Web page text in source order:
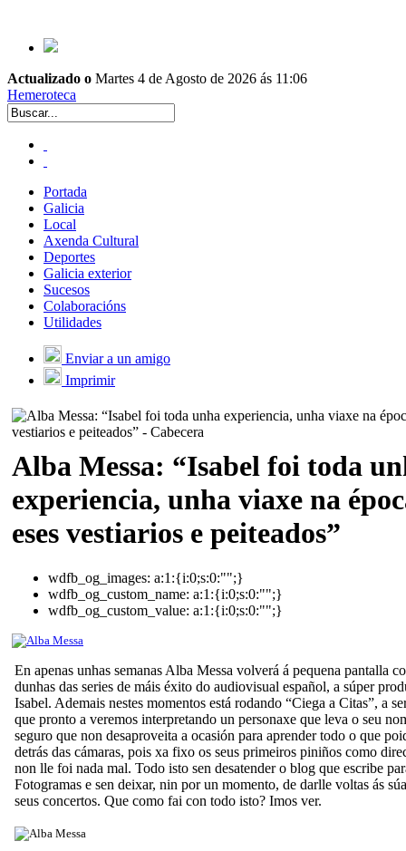
Actualizado o Martes 4 de Agosto de 2026 ás 11:06
Hemeroteca
Portada
Galicia
Local
Axenda Cultural
Deportes
Galicia exterior
Sucesos
Colaboracións
Utilidades
Enviar a un amigo
Imprimir
Alba Messa: “Isabel foi toda
experiencia, unha viaxe na
eses vestiarios e peiteados”
wdfb_og_images: a:1:{i:0;s:0:"";}
wdfb_og_custom_name: a:1:{i:0;s:0:"";}
wdfb_og_custom_value: a:1:{i:0;s:0:"";}
En apenas unhas semanas Alba Messa volverá á pequena pantalla
dunhas das series de máis éxito do audiovisual español, a súper
Isabel. Ademais nestes momentos está rodando “Ciega a Citas”, a
que pronto a veremos interpretando un personaxe que leva o seu
seguro que non desaproveita a ocasión para aprender todo o que
detrás das cámaras, pois xa fixo os seus primeiros piniños como
non lle foi nada mal. Todo isto sen desatender o blog que escribe
Fotogramas e sen deixar, nin por un momento, de darlle voltas ás
seus concertos. Que como fai con todo isto? Imos ver.